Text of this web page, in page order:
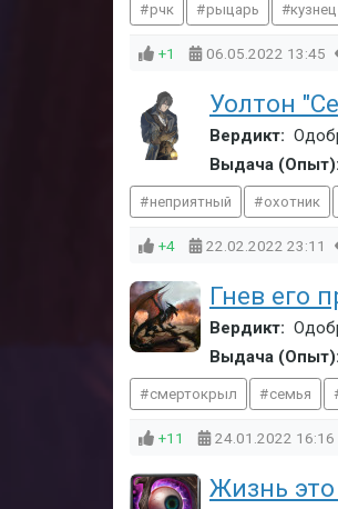
рчк рыцарь кузнец
+1 06.05.2022 13:45
Уолтон
Вердикт:
Выдача (Опыт):
неприятный охотник
+4 22.02.2022 23:11
Гнев его
Вердикт:
Выдача (Опыт):
смертокрыл семья
+11 24.01.2022 16:16
Жизнь это